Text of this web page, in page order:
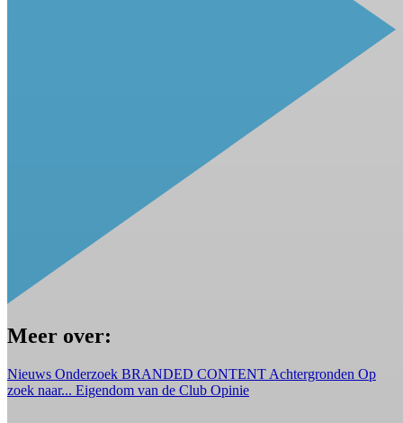
Meer over:
Nieuws Onderzoek BRANDED CONTENT Achtergronden Op
zoek naar... Eigendom van de Club Opinie